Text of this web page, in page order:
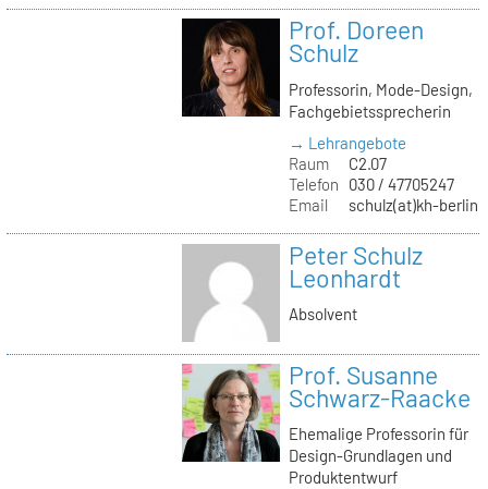
Prof. Doreen
Schulz
Professorin, Mode-Design,
Fachgebietssprecherin
→ Lehrangebote
Raum
C2.07
Telefon
030 / 47705247
Email
schulz(at)kh-
Peter Schulz
Leonhardt
Absolvent
Prof. Susanne
Schwarz-Raacke
Ehemalige Professorin für
Design-Grundlagen und
Produktentwurf